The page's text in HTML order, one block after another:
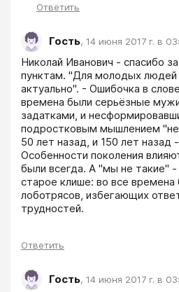
Ответить
Гость, 14 июня 2017 г. в
Николай Иванович - спасибо
пунктам. "Для молодых людей
актуально". - Ошибочка в
времена были серьёзные
задатками, и
подростковым мышлением "не
50 лет назад, и 150 лет назад
Особенности поколения
были всегда. А "мы не такие" -
старое клише: во все времена
лоботрясов, избегающих
трудностей.
Ответить
Гость, 14 июня 2017 г. в